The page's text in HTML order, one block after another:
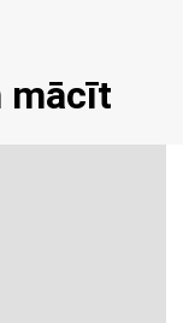
mācīt